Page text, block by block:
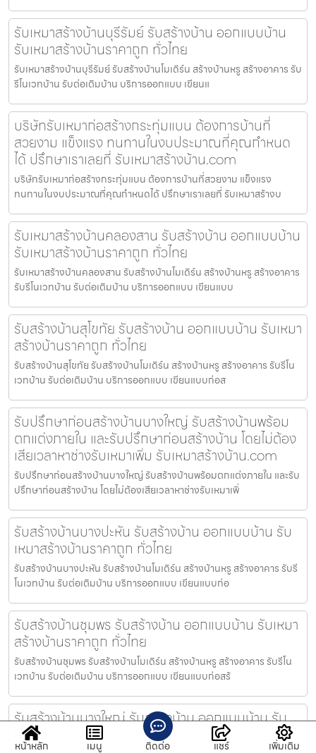
รับเหมาสร้างบ้านบุรีรัมย์ รับสร้างบ้าน ออกแบบบ้าน
รับเหมาสร้างบ้านราคาถูก ทั่วไทย
รับเหมาสร้างบ้านบุรีรัมย์ รับสร้างบ้านโมเดิร์น สร้างบ้านหรู สร้างอาคาร รับ
รีโนเวทบ้าน รับต่อเติมบ้าน บริการออกแบบ เขียนแ
บริษัทรับเหมาก่อสร้างกระทุ่มแบน ต้องการบ้านที่
สวยงาม แข็งแรง ทนทานในงบประมาณที่คุณกำหนด
ได้ ปรึกษาเราเลยที่ รับเหมาสร้างบ้าน.com
บริษัทรับเหมาก่อสร้างกระทุ่มแบน ต้องการบ้านที่สวยงาม แข็งแรง
ทนทานในงบประมาณที่คุณกำหนดได้ ปรึกษาเราเลยที่ รับเหมาสร้างบ
รับเหมาสร้างบ้านคลองสาน รับสร้างบ้าน ออกแบบบ้าน
รับเหมาสร้างบ้านราคาถูก ทั่วไทย
รับเหมาสร้างบ้านคลองสาน รับสร้างบ้านโมเดิร์น สร้างบ้านหรู สร้างอาคาร
รับรีโนเวทบ้าน รับต่อเติมบ้าน บริการออกแบบ เขียนแบบ
รับสร้างบ้านสุโขทัย รับสร้างบ้าน ออกแบบบ้าน รับเหมา
สร้างบ้านราคาถูก ทั่วไทย
รับสร้างบ้านสุโขทัย รับสร้างบ้านโมเดิร์น สร้างบ้านหรู สร้างอาคาร รับรีโน
เวทบ้าน รับต่อเติมบ้าน บริการออกแบบ เขียนแบบก่อส
รับปรึกษาก่อนสร้างบ้านบางใหญ่ รับสร้างบ้านพร้อม
ตกแต่งภายใน และรับปรึกษาก่อนสร้างบ้าน โดยไม่ต้อง
เสียเวลาหาช่างรับเหมาเพิ่ม รับเหมาสร้างบ้าน.com
รับปรึกษาก่อนสร้างบ้านบางใหญ่ รับสร้างบ้านพร้อมตกแต่งภายใน และรับ
ปรึกษาก่อนสร้างบ้าน โดยไม่ต้องเสียเวลาหาช่างรับเหมาเพิ่
รับสร้างบ้านบางปะหัน รับสร้างบ้าน ออกแบบบ้าน รับ
เหมาสร้างบ้านราคาถูก ทั่วไทย
รับสร้างบ้านบางปะหัน รับสร้างบ้านโมเดิร์น สร้างบ้านหรู สร้างอาคาร รับรี
โนเวทบ้าน รับต่อเติมบ้าน บริการออกแบบ เขียนแบบก่อ
รับสร้างบ้านชุมพร รับสร้างบ้าน ออกแบบบ้าน รับเหมา
สร้างบ้านราคาถูก ทั่วไทย
รับสร้างบ้านชุมพร รับสร้างบ้านโมเดิร์น สร้างบ้านหรู สร้างอาคาร รับรีโน
เวทบ้าน รับต่อเติมบ้าน บริการออกแบบ เขียนแบบก่อสร้
รับสร้างบ้านบางใหญ่ รับสร้างบ้าน ออกแบบบ้าน รับ
เหมาสร้างบ้านราคาถูก ทั่วไทย
หน้าหลัก เมนู ติดต่อ แชร์ เพิ่มเติม